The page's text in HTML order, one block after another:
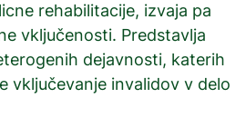
rehabilitacije, izvaja pa
vključenosti. Predstavlja
dejavnosti, katerih
vključevanje invalidov v delo